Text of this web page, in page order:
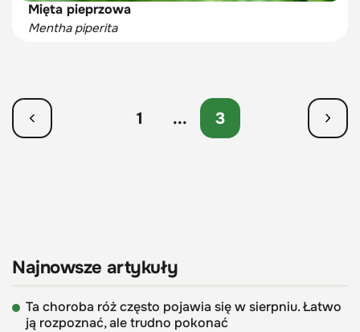
Mięta pieprzowa
Mentha piperita
1 ... 3
Najnowsze artykuły
Ta choroba róż często pojawia się w sierpniu. Łatwo
ją rozpoznać, ale trudno pokonać